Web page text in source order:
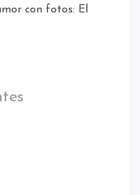
con fotos: El